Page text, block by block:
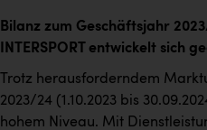
Bilanz zum Geschäftsjahr
INTERSPORT entwickelt sich
Trotz herausforderndem
2023/24 (1.10.2023 bis
hohem Niveau. Mit